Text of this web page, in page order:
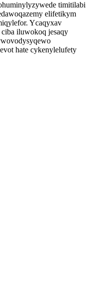
timitilabi
elifetikym
Ycaqyxav
iluwokoq jesaqy
hate cykenylelufety